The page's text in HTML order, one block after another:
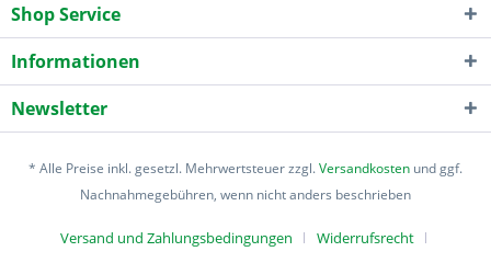
Shop Service
Informationen
Newsletter
* Alle Preise inkl. gesetzl. Mehrwertsteuer zzgl.Versandkosten und ggf.
Nachnahmegebühren, wenn nicht anders beschrieben
Versand und Zahlungsbedingungen Widerrufsrecht